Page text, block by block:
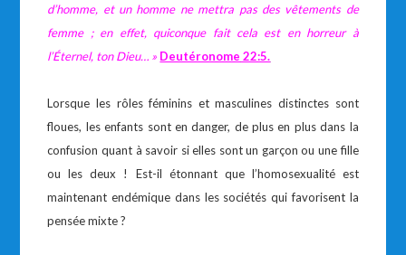
d’homme, et un homme ne mettra pas des vêtements de
femme ; en effet, quiconque fait cela est en horreur à
l’Éternel, ton Dieu… » Deutéronome 22:5.
Lorsque les rôles féminins et masculines distinctes sont
floues, les enfants sont en danger, de plus en plus dans la
confusion quant à savoir si elles sont un garçon ou une fille
ou les deux ! Est-il étonnant que l’homosexualité est
maintenant endémique dans les sociétés qui favorisent la
pensée mixte ?